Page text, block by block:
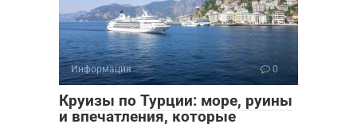
Информация 0
Круизы по Турции: море, руины
и впечатления, которые